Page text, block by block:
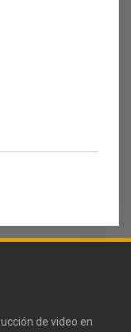
de video en